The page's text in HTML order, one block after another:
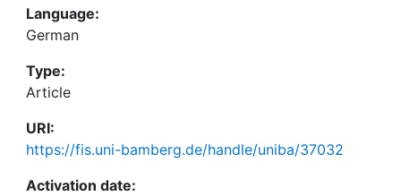
Language:
German
Type:
Article
URI:
https://fis.uni-bamberg.de/handle/uniba/37032
Activation date: